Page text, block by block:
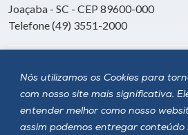
Nós utilizamos os Cookies para
com nosso site mais significativa.
entender melhor como nosso
assim podemos entregar
Joaçaba - SC - CEP 89600-000
Telefone (49) 3551-2000
Siga a Unoesc